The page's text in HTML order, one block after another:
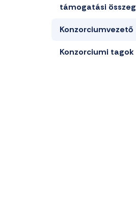
támogatási összeg
Konzorciumvezető
Konzorciumi tagok